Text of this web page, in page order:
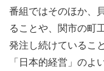
番組ではそのほか、
ることや、関市の町
発注し続けているこ
「日本的経営」のよ